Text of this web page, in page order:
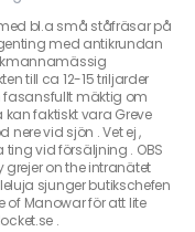
bl.a små ståfräsar på
med antikrundan
till ca 12-15 triljarder
fasansfullt mäktig om
kan faktiskt vara Greve
vid sjön . Vet ej ,
vid försäljning . OBS
grejer on the intranätet
sjunger butikschefen
Manowar för att lite
.